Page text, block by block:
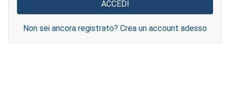
Non sei ancora registrato? Crea un account adesso